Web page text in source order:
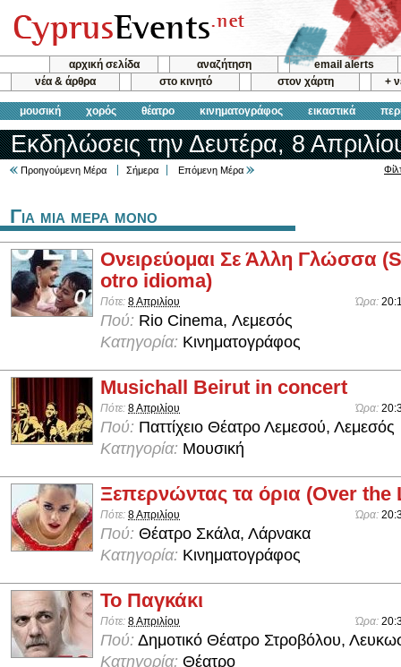
αρχική σελίδα αναζήτηση
email alerts
νέα & άρθρα
στο κινητό στον χάρτη +
μουσική χορός θέατρο κινηματογράφος εικαστικά
Εκδηλώσεις την Δευτέρα, 8
Προηγούμενη Μέρα Σήμερα Επόμενη Μέρα
Για μια μερα μονο
Ονειρεύομαι Σε Άλλη Γλώσσα
otro idioma)
Πότε: 8 Απριλίου Ώρα:
Πού: Rio Cinema, Λεμεσός
Κατηγορία: Κινηματογράφος
Musichall Beirut in concert
Πότε: 8 Απριλίου Ώρα:
Πού: Παττίχειο Θέατρο Λεμεσού, Λεμεσός
Κατηγορία: Μουσική
Ξεπερνώντας τα όρια (Over the
Πότε: 8 Απριλίου Ώρα:
Πού: Θέατρο Σκάλα, Λάρνακα
Κατηγορία: Κινηματογράφος
Το Παγκάκι
Πότε: 8 Απριλίου Ώρα:
Πού: Δημοτικό Θέατρο Στροβόλου,
Κατηγορία: Θέατρο